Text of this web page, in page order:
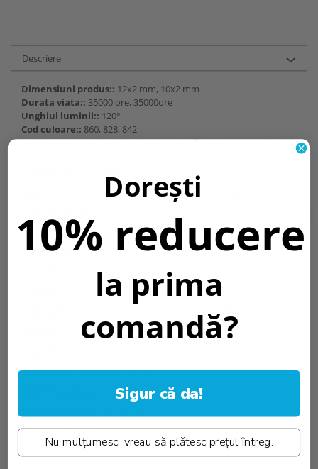
Descriere
Dimensiuni produs:: 12x2 mm, 10x2 mm
Durata viata:: 35000 ore, 35000ore
Unghiul luminii:: 120°
Cod culoare:: 860, 828, 842
Temperatura culoare::Alb rece (CW), Alb neutru (NW), Alb cald
3800156644540, 3800156644557, 3800156644564
Clasa energetica::
Flux luminos::2100lm/m
Tensiune intrare::
12Vdc
IP65
Capacitate luminoasa la finalul duratei de viata::
Flex PCB
Frecventa de lucru::50-60Hz
0.95
Garantie::3 Ani
Greutate::240gr./m
Informatii conformitate produs
Dorești
10% reducere
la prima
comandă?
Sigur că da!
Nu mulțumesc, vreau să plătesc prețul întreg.